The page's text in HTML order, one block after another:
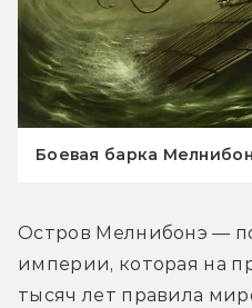
Боевая барка
Остров Мелнибонэ —
империи, которая на
тысяч лет правила